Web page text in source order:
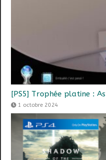
[PS5] Trophée platine :
1 octobre 2024